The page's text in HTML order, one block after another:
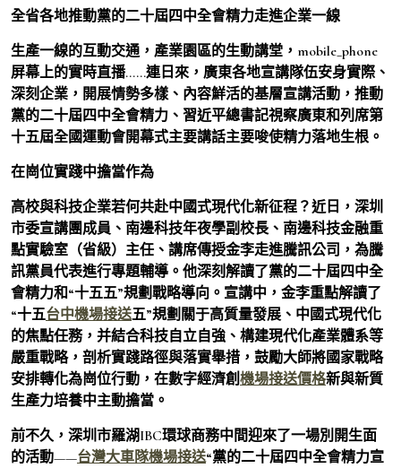
全省各地推動黨的二十屆四中全會精力走進企業一線
生產一線的互動交通，產業園區的生動講堂，mobile_phone
屏幕上的實時直播……連日來，廣東各地宣講隊伍安身實際、
深刻企業，開展情勢多樣、內容鮮活的基層宣講活動，推動
黨的二十屆四中全會精力、習近平總書記視察廣東和列席第
十五屆全國運動會開幕式主要講話主要唆使精力落地生根。
在崗位實踐中擔當作為
高校與科技企業若何共赴中國式現代化新征程？近日，深圳
市委宣講團成員、南邊科技年夜學副校長、南邊科技金融重
點實驗室（省級）主任、講席傳授金李走進騰訊公司，為騰
訊黨員代表進行專題輔導。他深刻解讀了黨的二十屆四中全
會精力和“十五五”規劃戰略導向。宣講中，金李重點解讀了
“十五台中機場接送五”規劃關于高質量發展、中國式現代化
的焦點任務，并結合科技自立自強、構建現代化產業體系等
嚴重戰略，剖析實踐路徑與落實舉措，鼓勵大師將國家戰略
安排轉化為崗位行動，在數字經濟創機場接送價格新與新質
生產力培養中主動擔當。
前不久，深圳市羅湖IBC環球商務中間迎來了一場別開生面
的活動——台灣大車隊機場接送“黨的二十屆四中全會精力宣